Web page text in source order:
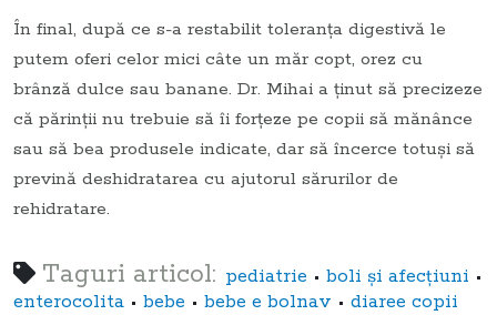
În final, după ce s-a restabilit toleranţa digestivă le
putem oferi celor mici câte un măr copt, orez cu
brânză dulce sau banane. Dr. Mihai a ţinut să precizeze
că părinţii nu trebuie să îi forţeze pe copii să mănânce
sau să bea produsele indicate, dar să încerce totuşi să
prevină deshidratarea cu ajutorul sărurilor de
rehidratare.
Taguri articol: pediatrie • boli şi afecţiuni •
enterocolita • bebe • bebe e bolnav • diaree copii